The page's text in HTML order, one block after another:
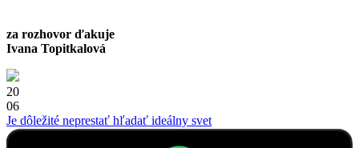
za rozhovor ďakuje
Ivana Topitkalová
20
06
Je dôležité neprestať hľadať ideálny svet